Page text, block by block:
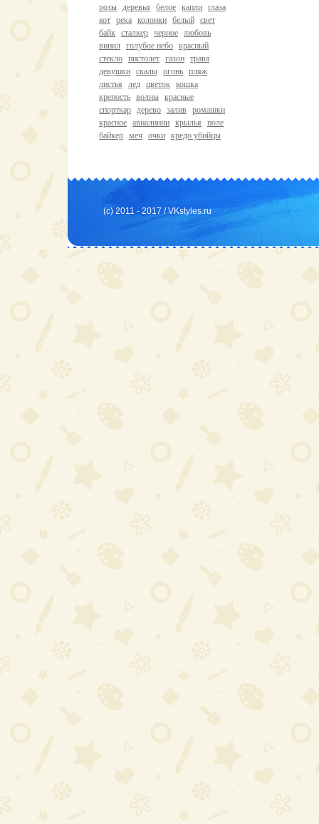
розы деревья белое капли глаза
кот река колонки белый свет
байк сталкер черное любовь
винил голубое небо красный
стекло пистолет газон трава
девушки скалы огонь пляж
листья
лед цветок кошка
крепость волны красные
спорткар дерево залив ромашки
красное авиалинии крылья
поле
байкер меч очки кредо убийцы
(c) 2011 - 2017 /VKstyles.ru